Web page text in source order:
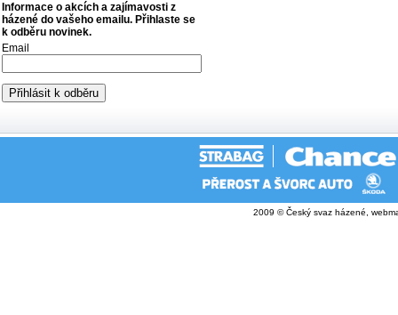
Informace o akcích a zajímavosti z
házené do vašeho emailu. Přihlaste se
k odběru novinek.
Email
2009 © Český svaz házené,